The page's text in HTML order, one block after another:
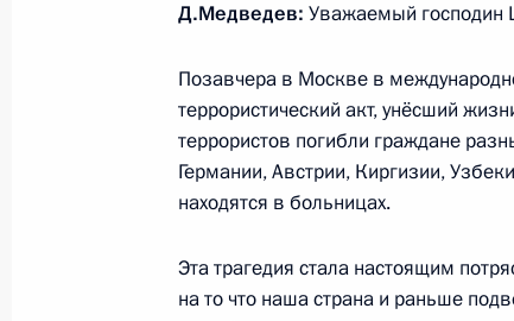
Заседание президиума
межнационального согласия
11 февраля 2011 года, 18:30 Уфа
Дмитрий Медведев проверил
Д.Медведев: Уважаемый
Позавчера в Москве в
террористический акт, унёсший
террористов погибли граждане
Германии, Австрии, Киргизии,
находятся в больницах.
Эта трагедия стала настоящим
на то что наша страна и раньше